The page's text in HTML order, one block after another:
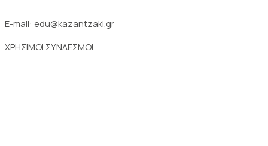
E-mail: edu@kazantzaki.gr
ΧΡΗΣΙΜΟΙ ΣΥΝΔΕΣΜΟΙ